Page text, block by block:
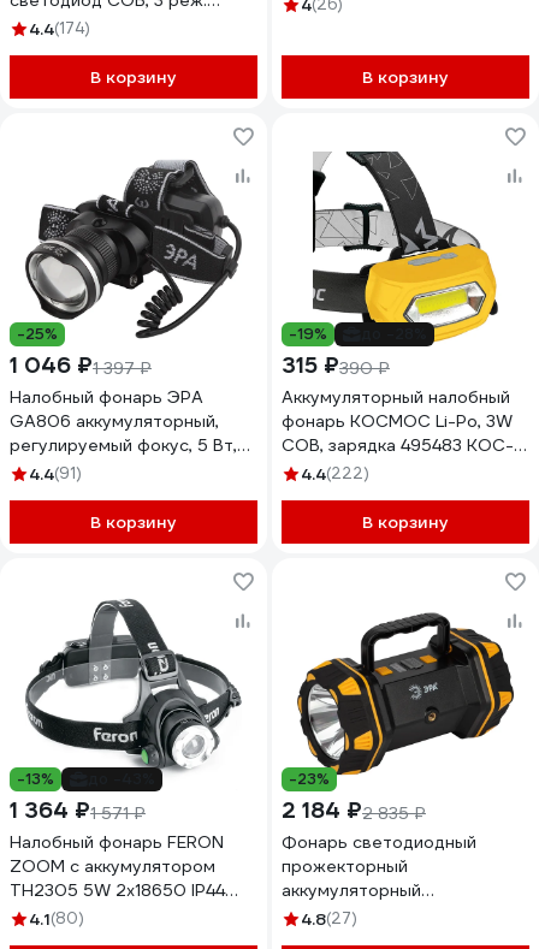
190/60/10лм, Li-ion
4.4(174)
В корзину
4(26)
В корзину
-25%
1 046 ₽1 397 ₽
Налобный фонарь ЭРА
GA806 аккумуляторный,
регулируемый фокус, 5 Вт,
CREE Б0039626
4.4(91)
В корзину
-19%
315 ₽390 ₽
Аккумуляторный налобный
фонарь КОСМОС Li-Po, 3W
COB, зарядка 495483 KOC-
LiPoH3WCOB
4.4(222)
В корзину
-13%
1 364 ₽1 571 ₽
Налобный фонарь FERON
ZOOM с аккумулятором
TH2305 5W 2x18650 IP44
пластик-алюминий 41709
4.1(80)
-23%
2 184 ₽2 835 ₽
Фонарь светодиодный
прожекторный
аккумуляторный
многофункциональный
4.8(27)